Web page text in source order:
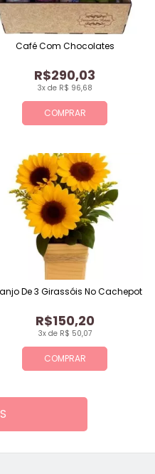
COMPRAR
3x de R$ 96,68
R$290,03
Café Com Chocolates
COMPRAR
3x de R$ 50,07
R$150,20
De 3 Girassóis No Cachepot